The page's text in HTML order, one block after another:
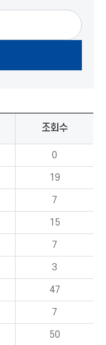
조회수
0
19
7
15
7
3
47
7
50